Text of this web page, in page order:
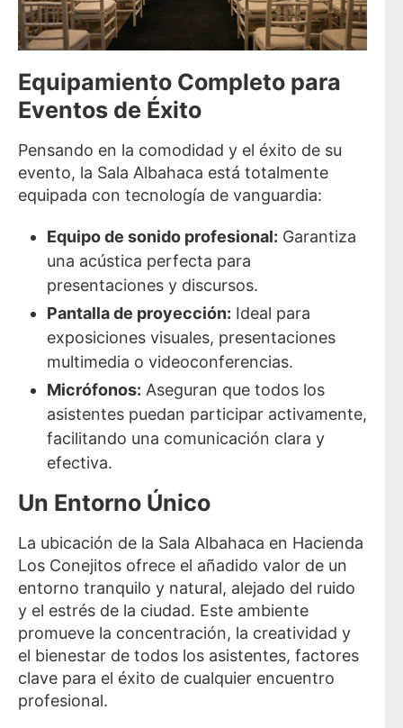
Equipamiento Completo para
Eventos de Éxito
Pensando en la comodidad y el éxito de su
evento, la Sala Albahaca está totalmente
equipada con tecnología de vanguardia:
Equipo de sonido profesional: Garantiza
una acústica perfecta para
presentaciones y discursos.
Pantalla de proyección: Ideal para
exposiciones visuales, presentaciones
multimedia o videoconferencias.
Micrófonos: Aseguran que todos los
asistentes puedan participar activamente,
facilitando una comunicación clara y
efectiva.
Un Entorno Único
La ubicación de la Sala Albahaca en Hacienda
Los Conejitos ofrece el añadido valor de un
entorno tranquilo y natural, alejado del ruido
y el estrés de la ciudad. Este ambiente
promueve la concentración, la creatividad y
el bienestar de todos los asistentes, factores
clave para el éxito de cualquier encuentro
profesional.